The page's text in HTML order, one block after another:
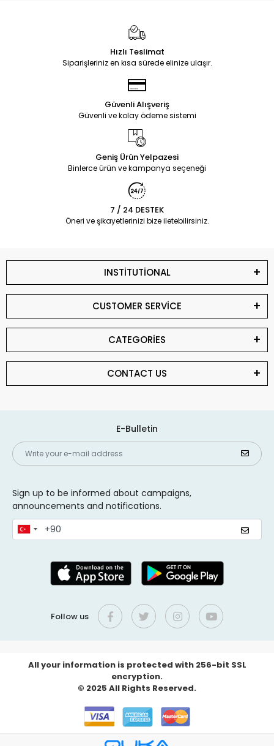
Hızlı Teslimat
Siparişleriniz en kısa sürede elinize ulaşır.
Güvenli Alışveriş
Güvenli ve kolay ödeme sistemi
Geniş Ürün Yelpazesi
Binlerce ürün ve kampanya seçeneği
7 / 24 DESTEK
Öneri ve şikayetlerinizi bize iletebilirsiniz.
INSTİTUTİONAL
CUSTOMER SERVİCE
CATEGORİES
CONTACT US
E-Bulletin
Sign up to be informed about campaigns,
announcements and notifications.
Follow us
All your information is protected with 256-bit SSL
encryption.
© 2025 All Rights Reserved.